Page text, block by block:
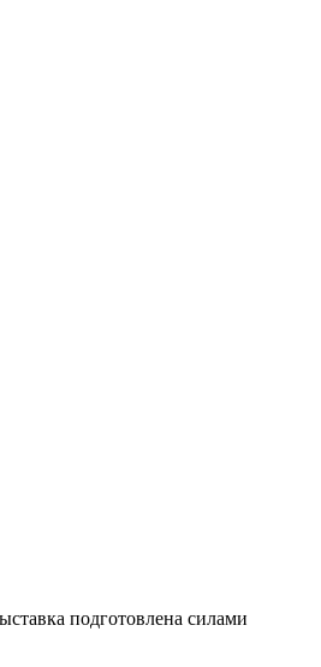
подготовлена силами